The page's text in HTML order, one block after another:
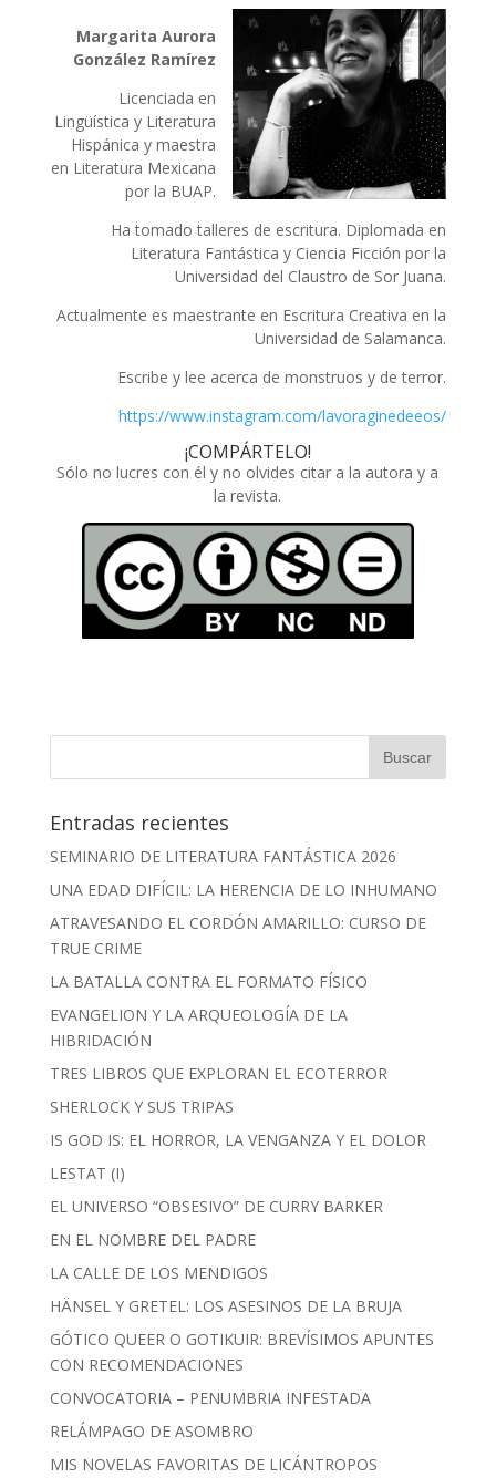
Margarita Aurora
González Ramírez
Licenciada en
Lingüística y Literatura
Hispánica y maestra
en Literatura Mexicana
por la BUAP.
Ha tomado talleres de escritura. Diplomada en
Literatura Fantástica y Ciencia Ficción por la
Universidad del Claustro de Sor Juana.
Actualmente es maestrante en Escritura Creativa en la
Universidad de Salamanca.
Escribe y lee acerca de monstruos y de terror.
https://www.instagram.com/lavoraginedeeos/
¡COMPÁRTELO!
Sólo no lucres con él y no olvides citar a la autora y a
la revista.
Entradas recientes
SEMINARIO DE LITERATURA FANTÁSTICA 2026
UNA EDAD DIFÍCIL: LA HERENCIA DE LO INHUMANO
ATRAVESANDO EL CORDÓN AMARILLO: CURSO DE
TRUE CRIME
LA BATALLA CONTRA EL FORMATO FÍSICO
EVANGELION Y LA ARQUEOLOGÍA DE LA
HIBRIDACIÓN
TRES LIBROS QUE EXPLORAN EL ECOTERROR
SHERLOCK Y SUS TRIPAS
IS GOD IS: EL HORROR, LA VENGANZA Y EL DOLOR
LESTAT (I)
EL UNIVERSO “OBSESIVO” DE CURRY BARKER
EN EL NOMBRE DEL PADRE
LA CALLE DE LOS MENDIGOS
HÄNSEL Y GRETEL: LOS ASESINOS DE LA BRUJA
GÓTICO QUEER O GOTIKUIR: BREVÍSIMOS APUNTES
CON RECOMENDACIONES
CONVOCATORIA – PENUMBRIA INFESTADA
RELÁMPAGO DE ASOMBRO
MIS NOVELAS FAVORITAS DE LICÁNTROPOS